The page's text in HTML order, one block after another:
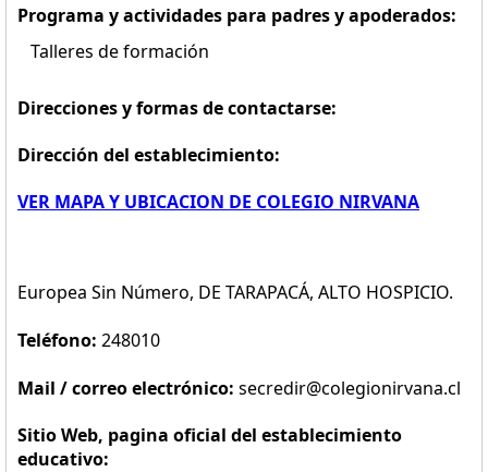
Programa y actividades para padres y apoderados:
Talleres de formación
Direcciones y formas de contactarse:
Dirección del establecimiento:
VER MAPA Y UBICACION DE COLEGIO NIRVANA
Europea Sin Número, DE TARAPACÁ, ALTO HOSPICIO.
Teléfono: 248010
Mail / correo electrónico: secredir@colegionirvana.cl
Sitio Web, pagina oficial del establecimiento
educativo: